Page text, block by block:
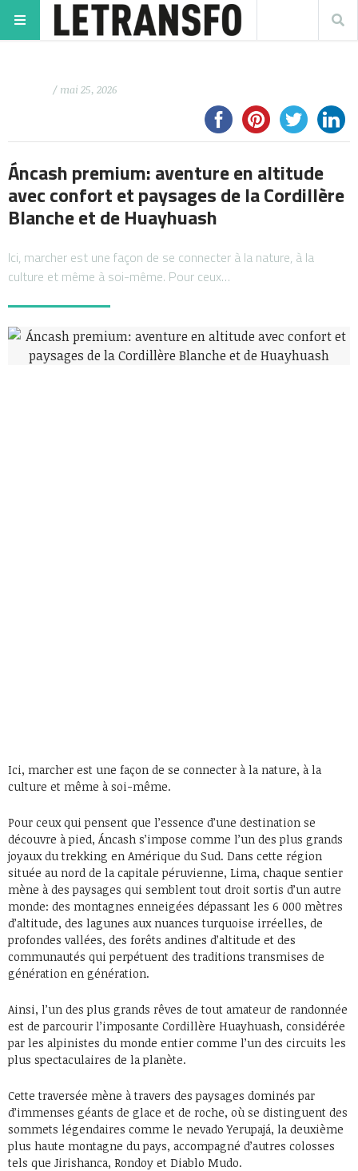
/ mai 25, 2026
Áncash premium: aventure en altitude
avec confort et paysages de la Cordillère
Blanche et de Huayhuash
Ici, marcher est une façon de se connecter à la nature, à la
culture et même à soi-même. Pour ceux…
Ici, marcher est une façon de se connecter à la nature, à la
culture et même à soi-même.
Pour ceux qui pensent que l’essence d’une destination se
découvre à pied, Áncash s’impose comme l’un des plus grands
joyaux du trekking en Amérique du Sud. Dans cette région
située au nord de la capitale péruvienne, Lima, chaque sentier
mène à des paysages qui semblent tout droit sortis d’un autre
monde: des montagnes enneigées dépassant les 6 000 mètres
d’altitude, des lagunes aux nuances turquoise irréelles, de
profondes vallées, des forêts andines d’altitude et des
communautés qui perpétuent des traditions transmises de
génération en génération.
Ainsi, l’un des plus grands rêves de tout amateur de randonnée
est de parcourir l’imposante Cordillère Huayhuash, considérée
par les alpinistes du monde entier comme l’un des circuits les
plus spectaculaires de la planète.
Cette traversée mène à travers des paysages dominés par
d’immenses géants de glace et de roche, où se distinguent des
sommets légendaires comme le nevado Yerupajá, la deuxième
plus haute montagne du pays, accompagné d’autres colosses
tels que Jirishanca, Rondoy et Diablo Mudo.